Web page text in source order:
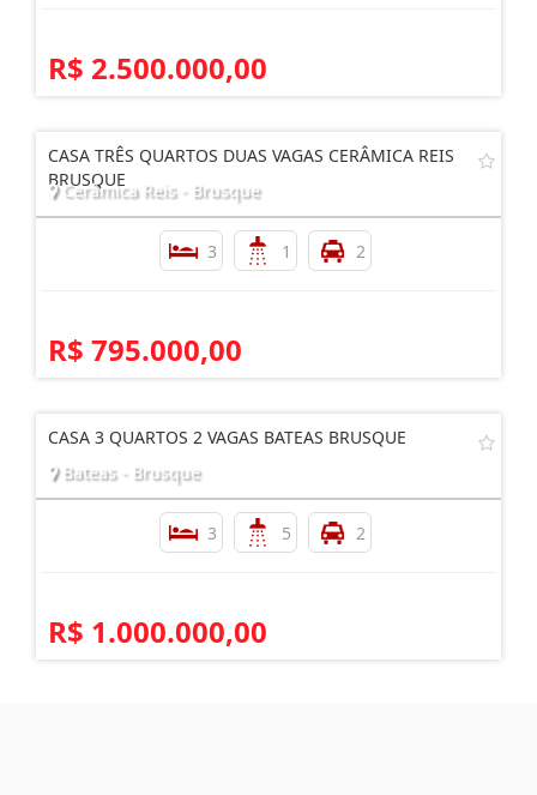
R$ 2.500.000,00
CASA TRÊS QUARTOS DUAS VAGAS CERÂMICA REIS
BRUSQUE
Cerâmica Reis - Brusque
3 1 2
R$ 795.000,00
CASA 3 QUARTOS 2 VAGAS BATEAS BRUSQUE
Bateas - Brusque
3 5 2
R$ 1.000.000,00